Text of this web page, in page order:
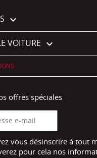

VOITURE 
offres spéciales
vous désinscrire à tout
pour cela nos